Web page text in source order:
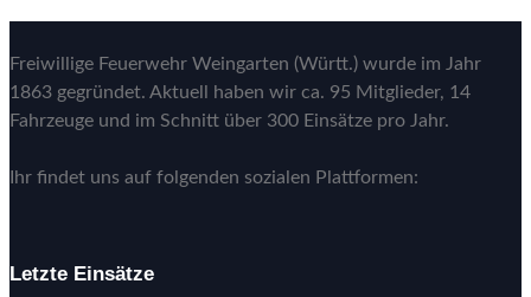
Freiwillige Feuerwehr Weingarten (Württ.) wurde im Jahr
1863 gegründet. Aktuell haben wir ca. 95 Mitglieder, 14
Fahrzeuge und im Schnitt über 300 Einsätze pro Jahr.
Ihr findet uns auf folgenden sozialen Plattformen:
Letzte Einsätze